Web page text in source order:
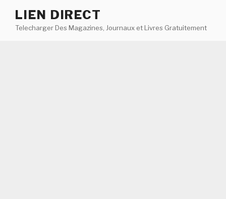
contenu
LIEN DIRECT
Telecharger Des Magazines, Journaux et Livres Gratuitement